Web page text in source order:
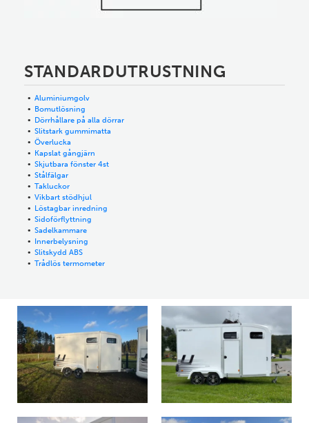
STANDARDUTRUSTNING
Aluminiumgolv
Bomutlösning
Dörrhållare på alla dörrar
Slitstark gummimatta
Överlucka
Kapslat gångjärn
Skjutbara fönster 4st
Stålfälgar
Takluckor
Vikbart stödhjul
Löstagbar inredning
Sidoförflyttning
Sadelkammare
Innerbelysning
Slitskydd ABS
Trådlös termometer